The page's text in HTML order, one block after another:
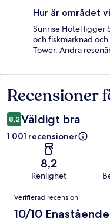
Hur är området
Sunrise Hotel ligger
och fiskmarknad
Tower. Andra
Recensioner
Recensioner
8,2 Väldigt bra
1 001 recensioner
8,2
Renlighet
Recensioner
Verifierad recension
10/10 Enastående